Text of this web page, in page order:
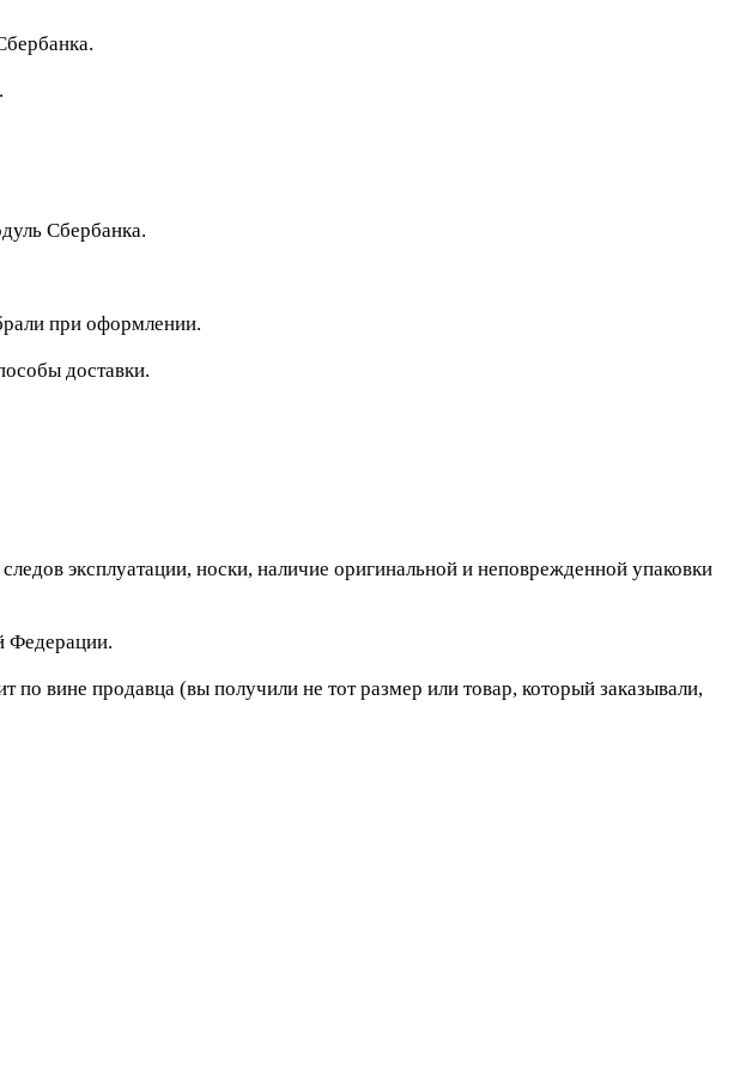
Сбербанка.
при оформлении.
доставки.
эксплуатации, носки, наличие оригинальной и неповрежденной упаковки
Федерации.
по вине продавца (вы получили не тот размер или товар, который заказывали,